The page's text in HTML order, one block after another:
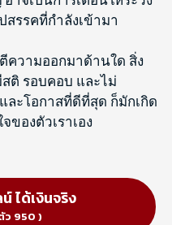
สรรคที่กำลังเข้ามา
ความออกมาด้านใด สิ่ง
ติ รอบคอบ และไม่
ละโอกาสที่ดีที่สุด ก็มักเกิด
ของตัวเราเอง
ได้เงินจริง
ว 950 )